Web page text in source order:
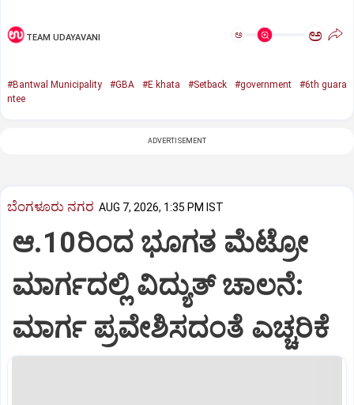
TEAM UDAYAVANI ಅ ಅ
#Bantwal Municipality #GBA #E khata #Setback #government
#6th guara
ntee
ADVERTISEMENT
ಬೆಂಗಳೂರು ನಗರ AUG 7, 2026, 1:35 PM IST
ಆ.10ರಿಂದ ಭೂಗತ ಮೆಟ್ರೋ
ಮಾರ್ಗದಲ್ಲಿ ವಿದ್ಯುತ್‌ ಚಾಲನೆ:
ಮಾರ್ಗ ಪ್ರವೇಶಿಸದಂತೆ ಎಚ್ಚರಿಕೆ